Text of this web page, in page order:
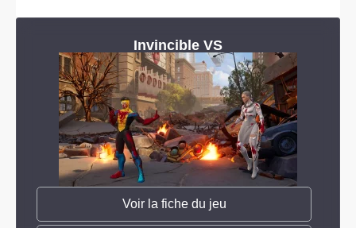
Invincible VS
Voir la fiche du jeu